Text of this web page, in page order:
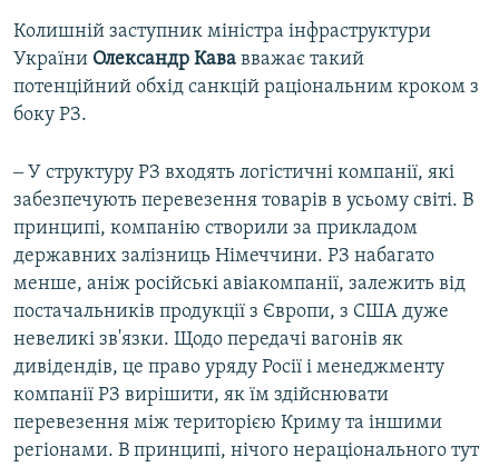
Колишній заступник міністра інфраструктури
України Олександр Кава вважає такий
потенційний обхід санкцій раціональним кроком з
боку РЗ.
‒ У структуру РЗ входять логістичні компанії, які
забезпечують перевезення товарів в усьому світі. В
принципі, компанію створили за прикладом
державних залізниць Німеччини. РЗ набагато
менше, аніж російські авіакомпанії, залежить від
постачальників продукції з Європи, з США дуже
невеликі зв'язки. Щодо передачі вагонів як
дивідендів, це право уряду Росії і менеджменту
компанії РЗ вирішити, як їм здійснювати
перевезення між територією Криму та іншими
регіонами. В принципі, нічого нераціонального тут